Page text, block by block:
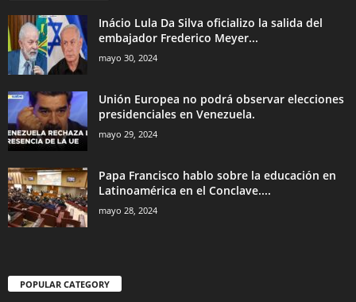
Inácio Lula Da Silva oficializo la salida del
embajador Frederico Meyer...
mayo 30, 2024
Unión Europea no podrá observar elecciones
presidenciales en Venezuela.
mayo 29, 2024
Papa Francisco hablo sobre la educación en
Latinoamérica en el Conclave....
mayo 28, 2024
POPULAR CATEGORY